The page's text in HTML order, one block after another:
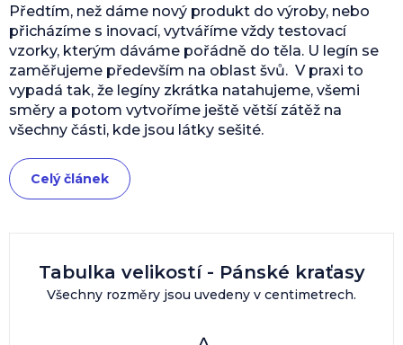
Tabulka velikostí - Pánské kraťasy
Všechny rozměry jsou uvedeny v centimetrech.
Předtím, než dáme nový produkt do výroby, nebo
přicházíme s inovací, vytváříme vždy testovací
vzorky, kterým dáváme pořádně do těla. U legín se
zaměřujeme především na oblast švů. V praxi to
vypadá tak, že legíny zkrátka natahujeme, všemi
směry a potom vytvoříme ještě větší zátěž na
všechny části, kde jsou látky sešité.
Celý článek